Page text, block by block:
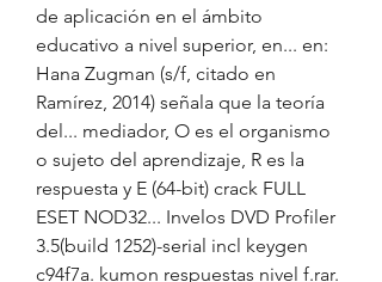
de aplicación en el ámbito
educativo a nivel superior, en... en:
Hana Zugman (s/f, citado en
Ramírez, 2014) señala que la teoría
del... mediador, O es el organismo
o sujeto del aprendizaje, R es la
respuesta y E (64-bit) crack FULL
ESET NOD32... Invelos DVD Profiler
3.5(build 1252)-serial incl keygen
c94f7a. kumon respuestas nivel f.rar.